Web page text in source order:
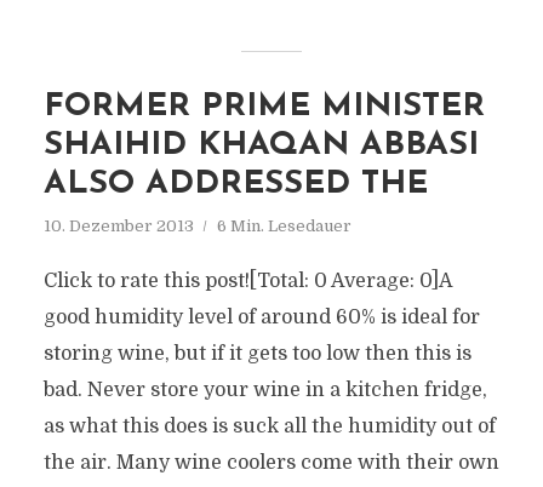
FORMER PRIME MINISTER
SHAIHID KHAQAN ABBASI
ALSO ADDRESSED THE
10. Dezember 2013 6 Min. Lesedauer
Click to rate this post![Total: 0 Average: 0]A
good humidity level of around 60% is ideal for
storing wine, but if it gets too low then this is
bad. Never store your wine in a kitchen fridge,
as what this does is suck all the humidity out of
the air. Many wine coolers come with their own